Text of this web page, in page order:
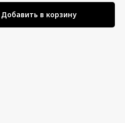
Добавить в корзину